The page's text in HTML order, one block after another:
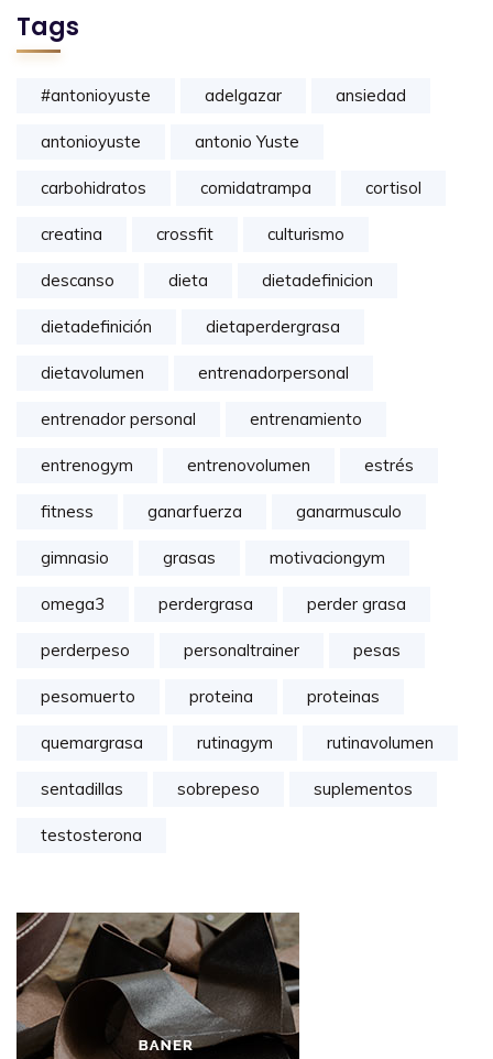
Tags
#antonioyuste adelgazar ansiedad
antonioyuste antonio Yuste
carbohidratos comidatrampa cortisol
creatina crossfit culturismo
descanso dieta dietadefinicion
dietadefinición dietaperdergrasa
dietavolumen entrenadorpersonal
entrenador personal entrenamiento
entrenogym entrenovolumen estrés
fitness ganarfuerza ganarmusculo
gimnasio grasas motivaciongym
omega3 perdergrasa perder grasa
perderpeso personaltrainer pesas
pesomuerto proteina proteinas
quemargrasa rutinagym rutinavolumen
sentadillas sobrepeso suplementos
testosterona